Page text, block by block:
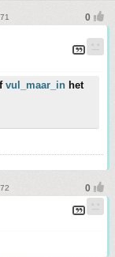
vul_maar_in het